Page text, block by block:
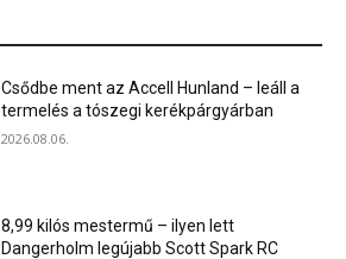
Csődbe ment az Accell Hunland – leáll a
termelés a tószegi kerékpárgyárban
2026.08.06.
8,99 kilós mestermű – ilyen lett
Dangerholm legújabb Scott Spark RC